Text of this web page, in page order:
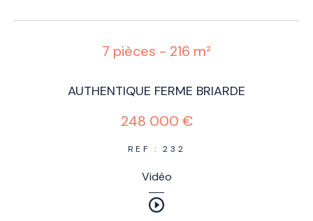
7 pièces - 216 m²
AUTHENTIQUE FERME BRIARDE
248 000 €
REF : 232
Vidéo